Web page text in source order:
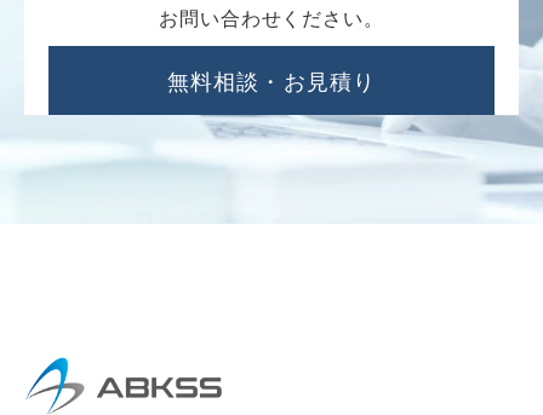
お問い合わせください。
無料相談・お見積り